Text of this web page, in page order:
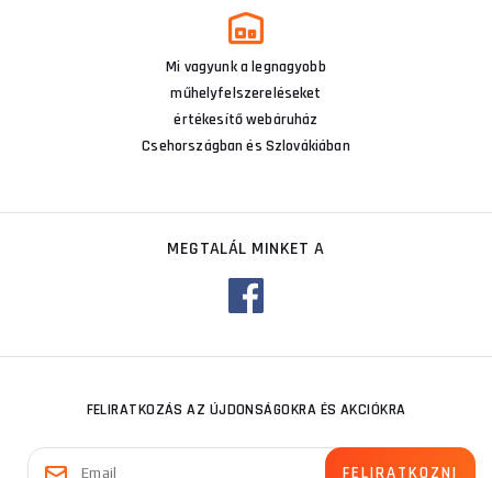
Mi vagyunk a legnagyobb
műhelyfelszereléseket
értékesítő webáruház
Csehországban és Szlovákiában
MEGTALÁL MINKET A
FELIRATKOZÁS AZ ÚJDONSÁGOKRA ÉS AKCIÓKRA